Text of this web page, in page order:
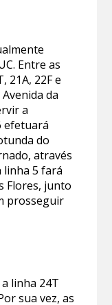
Entre as
21A, 22F e
da
a
efetuará
do
através
linha 5 fará
Flores, junto
prosseguir
linha 24T
sua vez, as